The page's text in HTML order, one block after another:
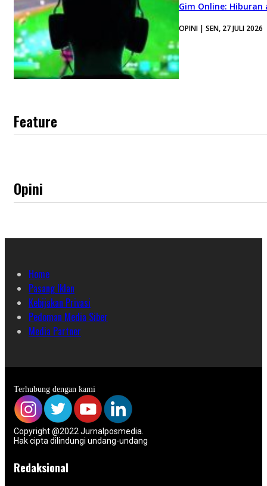
Gim Online:
OPINI | SEN, 27 JULI 2026
Feature
Opini
Home
Pasang Iklan
Kebijakan Privasi
Pedoman Media Siber
Media Partner
Terhubung dengan kami
Copyright @2022 Jurnalposmedia.
Hak cipta dilindungi undang-undang
Redaksional